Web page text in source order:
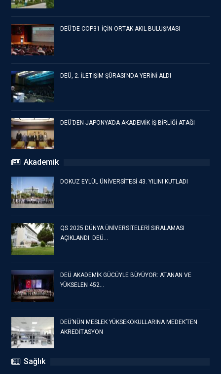
DEÜ’DE COP31 İÇİN ORTAK AKIL BULUŞMASI
DEÜ, 2. İLETİŞİM ŞÛRASI’NDA YERİNİ ALDI
DEÜ’DEN JAPONYA’DA AKADEMİK İŞ BİRLİĞİ ATAĞI
Akademik
DOKUZ EYLÜL ÜNİVERSİTESİ 43. YILINI KUTLADI
QS 2025 DÜNYA ÜNİVERSİTELERİ SIRALAMASI
AÇIKLANDI: DEÜ…
DEÜ AKADEMİK GÜCÜYLE BÜYÜYOR: ATANAN VE
YÜKSELEN 452…
DEÜ’NÜN MESLEK YÜKSEKOKULLARINA MEDEK’TEN
AKREDİTASYON
Sağlık